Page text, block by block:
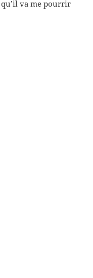
qu’il va me pourrir